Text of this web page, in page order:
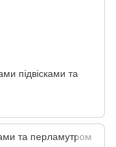
підвісками та